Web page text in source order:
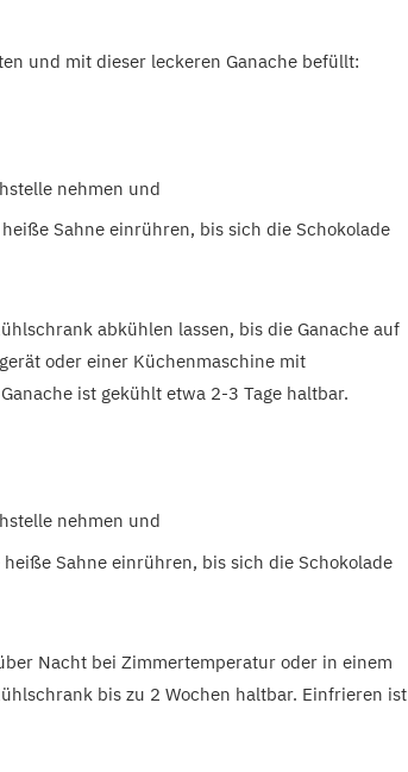
und mit dieser leckeren Ganache befüllt:
nehmen und
Sahne einrühren, bis sich die Schokolade
abkühlen lassen, bis die Ganache auf
oder einer Küchenmaschine mit
ist gekühlt etwa 2-3 Tage haltbar.
nehmen und
Sahne einrühren, bis sich die Schokolade
Nacht bei Zimmertemperatur oder in einem
bis zu 2 Wochen haltbar. Einfrieren ist